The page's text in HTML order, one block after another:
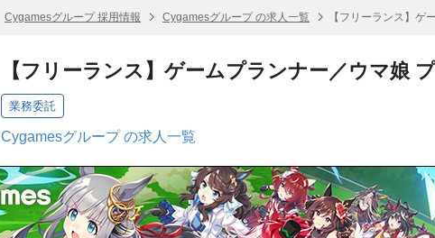
Cygamesグループ 採用情報 Cygamesグループ の求人一覧 【フリーランス】ゲ
【フリーランス】ゲームプランナー／ウマ娘
業務委託
Cygamesグループ の求人一覧